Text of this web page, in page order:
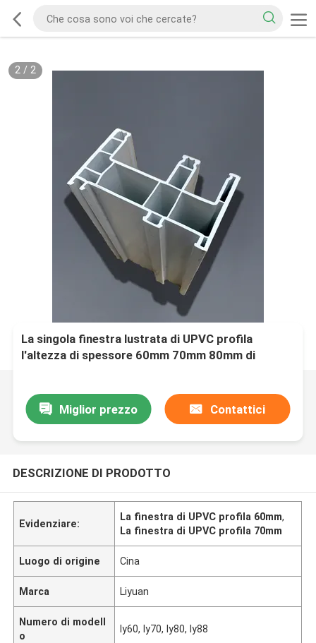
2/ 2
La singola finestra lustrata di UPVC profila
l'altezza di spessore 60mm 70mm 80mm di
Miglior prezzo Contattici
DESCRIZIONE DI PRODOTTO
Evidenziare:
La finestra di UPVC profila 60mm,
La finestra di UPVC profila 70mm
Luogo di origine Cina
Marca Liyuan
Numero di modell
o
ly60, ly70, ly80, ly88